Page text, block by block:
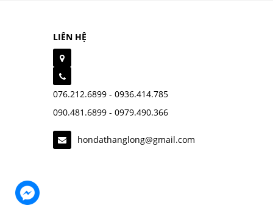
LIÊN HỆ
076.212.6899 - 0936.414.785
090.481.6899 - 0979.490.366
hondathanglong@gmail.com